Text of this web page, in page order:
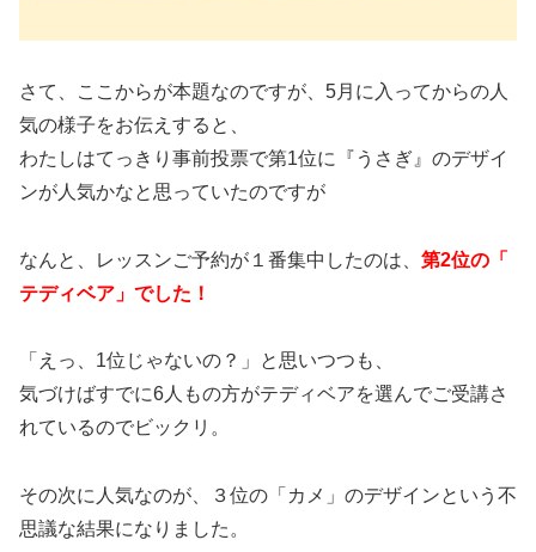
さて、ここからが本題なのですが、5月に入ってからの人
気の様子をお伝えすると、
わたしはてっきり事前投票で第1位に『うさぎ』のデザイ
ンが人気かなと思っていたのですが
なんと、レッスンご予約が１番集中したのは、 第2位の「
テディベア」でした！
「えっ、1位じゃないの？」と思いつつも、
気づけばすでに6人もの方がテディベアを選んでご受講さ
れているのでビックリ。
その次に人気なのが、３位の「カメ」のデザインという不
思議な結果になりました。